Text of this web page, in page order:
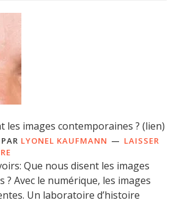
les images contemporaines ? (lien)
PAR LYONEL KAUFMANN
LAISSER
Que nous disent les images
? Avec le numérique, les images
Un laboratoire d’histoire